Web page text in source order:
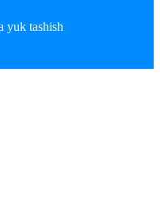
yuk tashish